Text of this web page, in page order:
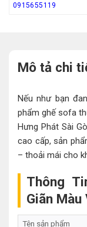
0915655119
Mô tả chi
Nếu như bạn
phẩm ghế sofa
Hưng Phát Sài
cao cấp, sản
– thoải mái cho
Thông
Giãn Màu
Tên sản phẩm